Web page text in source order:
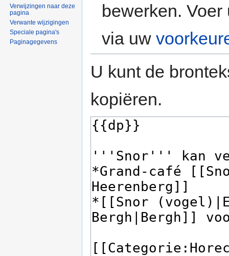
bewerken.
via uw
U kunt de
kopiëren.
Verwijzingen naar deze
pagina
Verwante wijzigingen
Speciale pagina's
Paginagegevens